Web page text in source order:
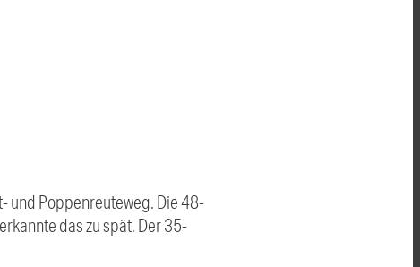
und Poppenreuteweg. Die 48-
das zu spät. Der 35-